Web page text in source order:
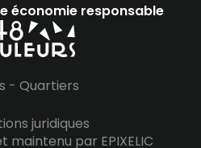
économie responsable
- Quartiers
juridiques
—
maintenu par EPIXELIC